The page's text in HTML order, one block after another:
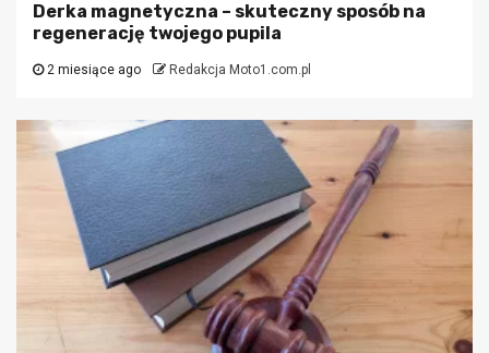
Derka magnetyczna – skuteczny sposób na
regenerację twojego pupila
2 miesiące ago Redakcja Moto1.com.pl